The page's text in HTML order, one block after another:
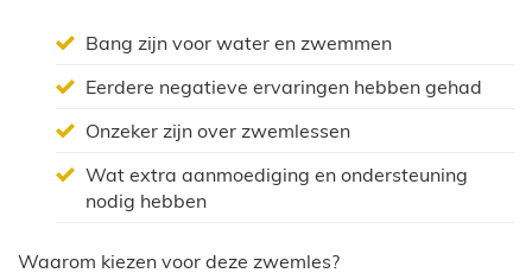
Bang zijn voor water en zwemmen
Eerdere negatieve ervaringen hebben gehad
Onzeker zijn over zwemlessen
Wat extra aanmoediging en ondersteuning
nodig hebben
Waarom kiezen voor deze zwemles?